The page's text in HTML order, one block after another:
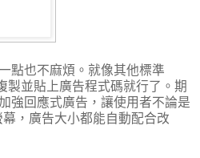
點也不麻煩。就像其他標準
製並貼上廣告程式碼就行了。期
強回應式廣告，讓使用者不論是
，廣告大小都能自動配合改